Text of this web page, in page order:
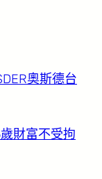
奧斯德台
財富不受拘